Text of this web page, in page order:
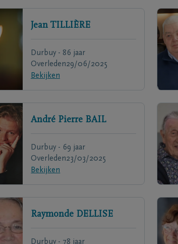
Jean TILLIÈRE
Durbuy - 86 jaar
Overleden29/06/2025
Bekijken
André Pierre BAIL
Durbuy - 69 jaar
Overleden23/03/2025
Bekijken
Raymonde DELLISE
Durbuy - 78 jaar